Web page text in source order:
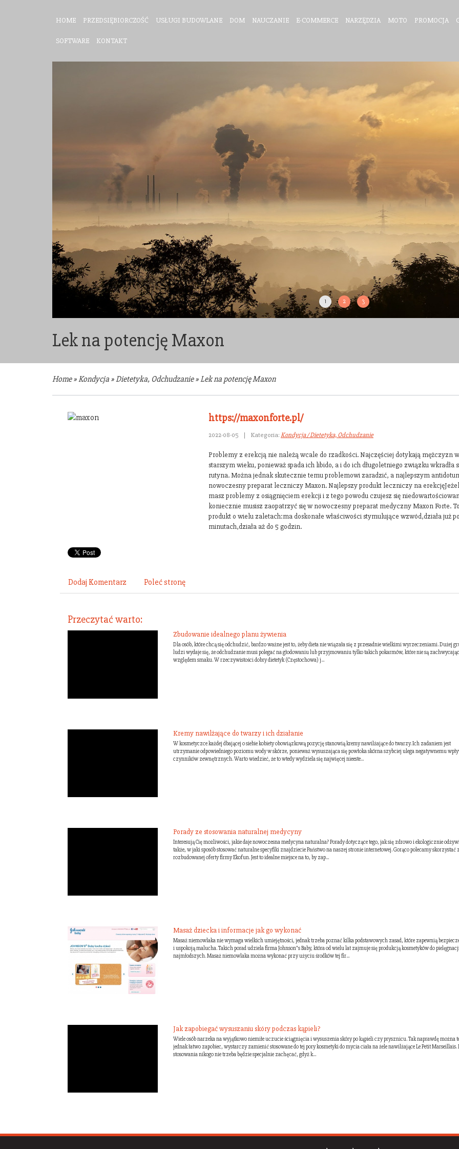
HOME PRZEDSIĘBIORCZOŚĆ USŁUGI BUDOWLANE DOM NAUCZANIE E-COMMERCE NARZĘDZIA MOTO PROMOCJA
SOFTWARE KONTAKT
1 2 3
Lek na potencję Maxon
Home»Kondycja »Dietetyka, Odchudzanie»Lek na potencję Maxon
https://maxonforte.pl/
2022-08-05 | Kategoria:Kondycja / Dietetyka, Odchudzanie
Problemy z erekcją nie należą wcale do rzadkości. Najczęściej dotykają mężczyzn w
starszym wieku, ponieważ spada ich libido, a i do ich długoletniego związku wkradła
rutyna. Można jednak skutecznie temu problemowi zaradzić, a najlepszym
nowoczesny preparat leczniczy Maxon. Najlepszy produkt leczniczy na
masz problemy z osiągnięciem erekcji i z tego powodu czujesz się
koniecznie musisz zaopatrzyć się w nowoczesny preparat medyczny Maxon Forte. To
produkt o wielu zaletach:ma doskonałe właściwości stymulujące wzwód,działa już
minutach,działa aż do 5 godzin.
Dodaj Komentarz Poleć stronę
Przeczytać warto:
Zbudowanie idealnego planu żywienia
Dla osób, które chcą się odchudzić, bardzo ważne jest to, żeby dieta nie wiązała się z przesadnie wielkimi wyrzeczeniami. Dużej
ludzi wydaje się, że odchudzanie musi polegać na głodowaniu lub przyjmowaniu tylko takich pokarmów, które nie są
względem smaku. W rzeczywistości dobry dietetyk (Częstochowa) j...
Kremy nawilżające do twarzy i ich działanie
W kosmetyczce każdej dbającej o siebie kobiety obowiązkową pozycję stanowią kremy nawilżające do twarzy. Ich zadaniem jest
utrzymanie odpowiedniego poziomu wody w skórze, ponieważ wysuszająca się powłoka skórna szybciej ulega negatywnemu
czynników zewnętrznych. Warto wiedzieć, że to wtedy wydziela się najwięcej nieeste...
Porady ze stosowania naturalnej medycyny
Interesują Cię możliwości, jakie daje nowoczesna medycyna naturalna? Porady dotyczące tego, jak się zdrowo i ekologicznie
także, w jaki sposób stosować naturalne specyfiki znajdziecie Państwo na naszej stronie internetowej. Gorąco polecamy skorzystać z
rozbudowanej oferty firmy Ekofun. Jest to idealne miejsce na to, by zap...
Masaż dziecka i informacje jak go wykonać
Masaż niemowlaka nie wymaga wielkich umiejętności, jednak trzeba poznać kilka podstawowych zasad, które zapewnią
i uspokoją malucha. Takich porad udziela firma Johnson"s Baby, która od wielu lat zajmuje się produkcją kosmetyków do
najmłodszych. Masaż niemowlaka można wykonać przy użyciu środków tej fir...
Jak zapobiegać wysuszaniu skóry podczas kąpieli?
Wiele osób narzeka na wyjątkowo niemiłe uczucie ściągnięcia i wysuszenia skóry po kąpieli czy prysznicu. Tak naprawdę można
jednak łatwo zapobiec, wystarczy zamienić stosowane do tej pory kosmetyki do mycia ciała na żele nawilżające Le Petit Marseillais.
stosowania nikogo nie trzeba będzie specjalnie zachęcać, gdyż k...